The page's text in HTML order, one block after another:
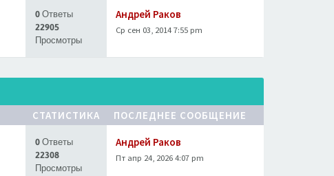
0 Ответы
22905
Просмотры
Андрей Раков
Ср сен 03, 2014 7:55 pm
СТАТИСТИКА ПОСЛЕДНЕЕ СООБЩЕНИЕ
0 Ответы
22308
Просмотры
Андрей Раков
Пт апр 24, 2026 4:07 pm